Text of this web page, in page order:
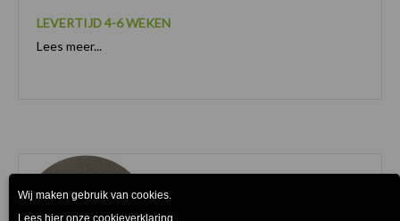
LEVERTIJD 4-6 WEKEN
Lees meer...